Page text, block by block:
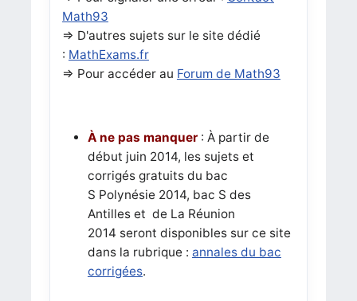
Math93
=> D'autres sujets sur le site dédié
: MathExams.fr
=> Pour accéder au Forum de Math93
À ne pas manquer: À partir de
début juin 2014, les sujets et
corrigés gratuits du bac
S Polynésie 2014, bac S des
Antilles et de La Réunion
2014 seront disponibles sur ce site
dans la rubrique : annales du bac
corrigées.